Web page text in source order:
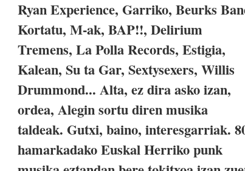
Ryan Experience, Garriko, Beurks
Kortatu, M-ak, BAP!!, Delirium
Tremens, La Polla Records, Estigia,
Kalean, Su ta Gar, Sextysexers, Willis
Drummond... Alta, ez dira asko izan,
ordea, Alegin sortu diren musika
taldeak. Gutxi, baino, interesgarriak.
hamarkadako Euskal Herriko punk